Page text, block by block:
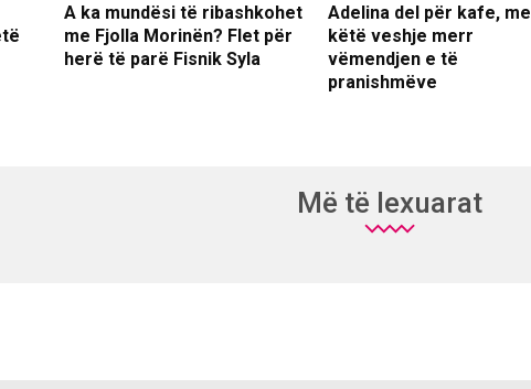
A ka mundësi të ribashkohet
me Fjolla Morinën? Flet për
herë të parë Fisnik Syla
Adelina del për kafe, me
këtë veshje merr
vëmendjen e të
pranishmëve
Më të lexuarat